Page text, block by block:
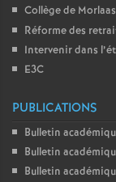
Collège de
Réforme des
Intervenir dans
E3C
PUBLICATIONS
Bulletin
Bulletin
Bulletin